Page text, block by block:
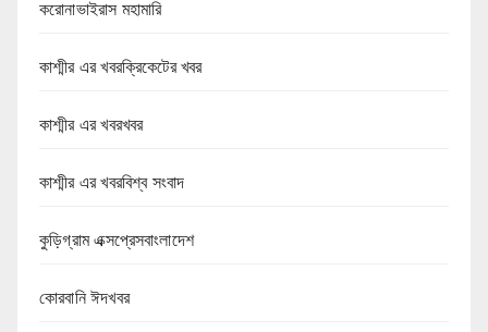
করোনাভাইরাস মহামারি
কাশ্মীর এর খবরক্রিকেটের খবর
কাশ্মীর এর খবরখবর
কাশ্মীর এর খবরবিশ্ব সংবাদ
কুড়িগ্রাম এক্সপ্রেসবাংলাদেশ
কোরবানি ঈদখবর